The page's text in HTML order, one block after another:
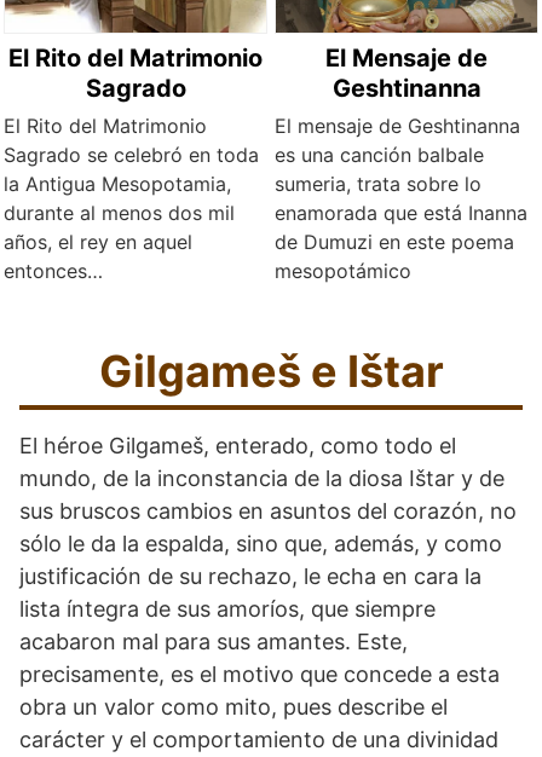
El Rito del Matrimonio
Sagrado
El Rito del Matrimonio
Sagrado se celebró en toda
la Antigua Mesopotamia,
durante al menos dos mil
años, el rey en aquel
entonces…
El Mensaje de
Geshtinanna
El mensaje de Geshtinanna
es una canción balbale
sumeria, trata sobre lo
enamorada que está Inanna
de Dumuzi en este poema
mesopotámico
Gilgameš e Ištar
El héroe Gilgameš, enterado, como todo el
mundo, de la inconstancia de la diosa Ištar y de
sus bruscos cambios en asuntos del corazón, no
sólo le da la espalda, sino que, además, y como
justificación de su rechazo, le echa en cara la
lista íntegra de sus amoríos, que siempre
acabaron mal para sus amantes. Este,
precisamente, es el motivo que concede a esta
obra un valor como mito, pues describe el
carácter y el comportamiento de una divinidad